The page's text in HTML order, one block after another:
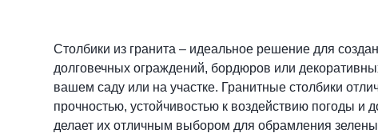
Столбики из гранита – идеальное решение для
долговечных ограждений, бордюров или
вашем саду или на участке. Гранитные столбики
прочностью, устойчивостью к воздействию погоды и
делает их отличным выбором для обрамления